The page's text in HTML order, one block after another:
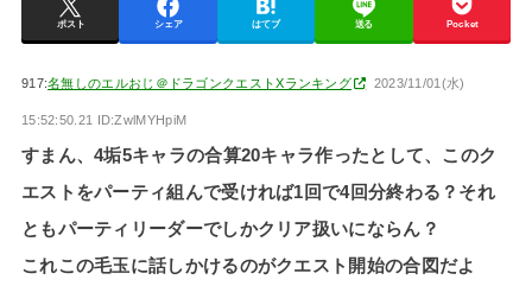
ポスト シェア はてブ 送る Pocket
917:名無しのエルおじ＠ドラゴンクエストXランキング 2023/11/01(水)
15:52:50.21 ID:ZwlMYHpiM
すまん、4垢5キャラの合算20キャラ作ったとして、このク
エストをパーティ組んで受ければ1回で4回分終わる？それ
ともパーティリーダーでしかクリア扱いにならん？
これこの毛玉に話しかけるのがクエスト開始の合図だよ